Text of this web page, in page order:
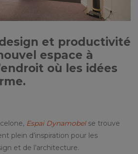
et productivité
espace à
où les idées
Espai Dynamobelse trouve
plein d’inspiration pour les
et de l’architecture.